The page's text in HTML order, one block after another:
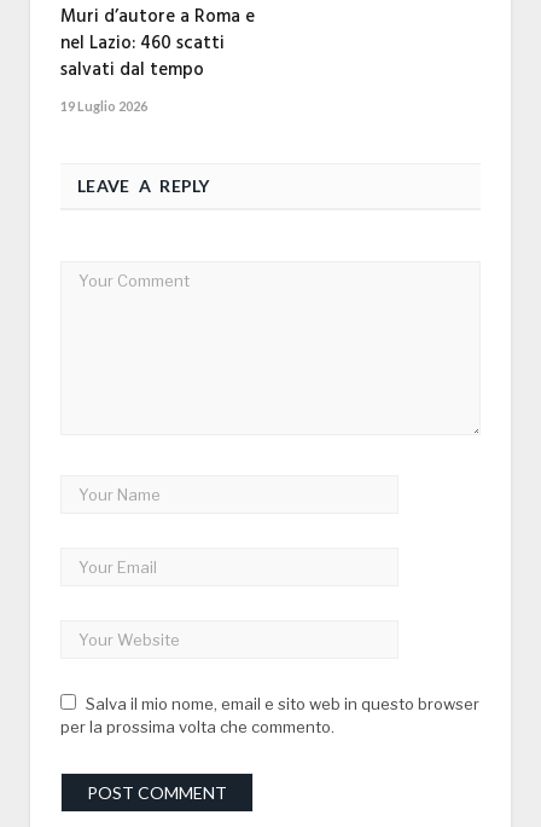
Muri d’autore a Roma e
nel Lazio: 460 scatti
salvati dal tempo
19 Luglio 2026
LEAVE A REPLY
Salva il mio nome, email e sito web in questo browser
per la prossima volta che commento.